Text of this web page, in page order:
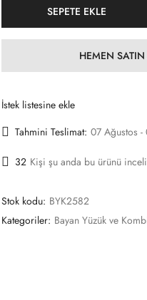
SEPETE EKLE
HEMEN
İstek listesine ekle
Tahmini Teslimat: 07 Ağustos -
32 Kişi şu anda bu ürünü
Stok kodu: BYK2582
Kategoriler: Bayan Yüzük ve